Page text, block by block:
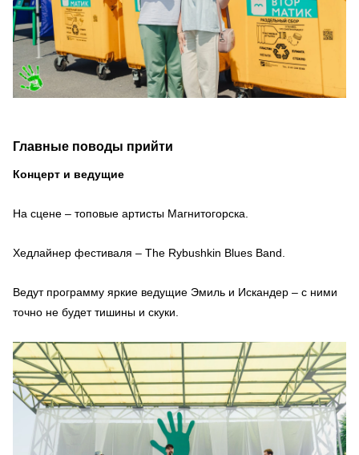
Главные поводы прийти
Концерт и ведущие
На сцене – топовые артисты Магнитогорска.
Хедлайнер фестиваля – The Rybushkin Blues Band.
Ведут программу яркие ведущие Эмиль и Искандер – с ними
точно не будет тишины и скуки.